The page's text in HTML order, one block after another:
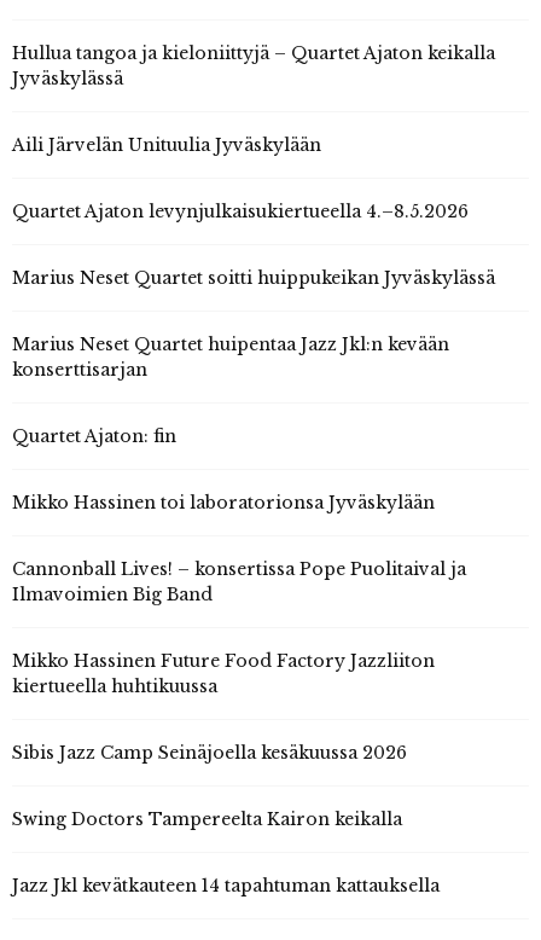
Hullua tangoa ja kieloniittyjä – Quartet Ajaton keikalla
Jyväskylässä
Aili Järvelän Unituulia Jyväskylään
Quartet Ajaton levynjulkaisukiertueella 4.–8.5.2026
Marius Neset Quartet soitti huippukeikan Jyväskylässä
Marius Neset Quartet huipentaa Jazz Jkl:n kevään
konserttisarjan
Quartet Ajaton: fin
Mikko Hassinen toi laboratorionsa Jyväskylään
Cannonball Lives! – konsertissa Pope Puolitaival ja
Ilmavoimien Big Band
Mikko Hassinen Future Food Factory Jazzliiton
kiertueella huhtikuussa
Sibis Jazz Camp Seinäjoella kesäkuussa 2026
Swing Doctors Tampereelta Kairon keikalla
Jazz Jkl kevätkauteen 14 tapahtuman kattauksella